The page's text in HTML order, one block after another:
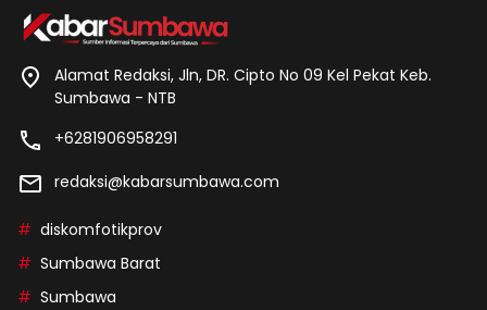
Alamat Redaksi, Jln, DR. Cipto No 09 Kel Pekat Keb.
Sumbawa - NTB
+6281906958291
redaksi@kabarsumbawa.com
diskomfotikprov
Sumbawa Barat
Sumbawa